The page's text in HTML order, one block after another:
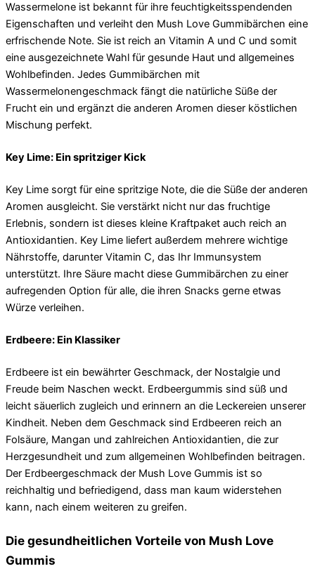
Wassermelone ist bekannt für ihre feuchtigkeitsspendenden
Eigenschaften und verleiht den Mush Love Gummibärchen eine
erfrischende Note. Sie ist reich an Vitamin A und C und somit
eine ausgezeichnete Wahl für gesunde Haut und allgemeines
Wohlbefinden. Jedes Gummibärchen mit
Wassermelonengeschmack fängt die natürliche Süße der
Frucht ein und ergänzt die anderen Aromen dieser köstlichen
Mischung perfekt.
Key Lime: Ein spritziger Kick
Key Lime sorgt für eine spritzige Note, die die Süße der anderen
Aromen ausgleicht. Sie verstärkt nicht nur das fruchtige
Erlebnis, sondern ist dieses kleine Kraftpaket auch reich an
Antioxidantien. Key Lime liefert außerdem mehrere wichtige
Nährstoffe, darunter Vitamin C, das Ihr Immunsystem
unterstützt. Ihre Säure macht diese Gummibärchen zu einer
aufregenden Option für alle, die ihren Snacks gerne etwas
Würze verleihen.
Erdbeere: Ein Klassiker
Erdbeere ist ein bewährter Geschmack, der Nostalgie und
Freude beim Naschen weckt. Erdbeergummis sind süß und
leicht säuerlich zugleich und erinnern an die Leckereien unserer
Kindheit. Neben dem Geschmack sind Erdbeeren reich an
Folsäure, Mangan und zahlreichen Antioxidantien, die zur
Herzgesundheit und zum allgemeinen Wohlbefinden beitragen.
Der Erdbeergeschmack der Mush Love Gummis ist so
reichhaltig und befriedigend, dass man kaum widerstehen
kann, nach einem weiteren zu greifen.
Die gesundheitlichen Vorteile von Mush Love
Gummis